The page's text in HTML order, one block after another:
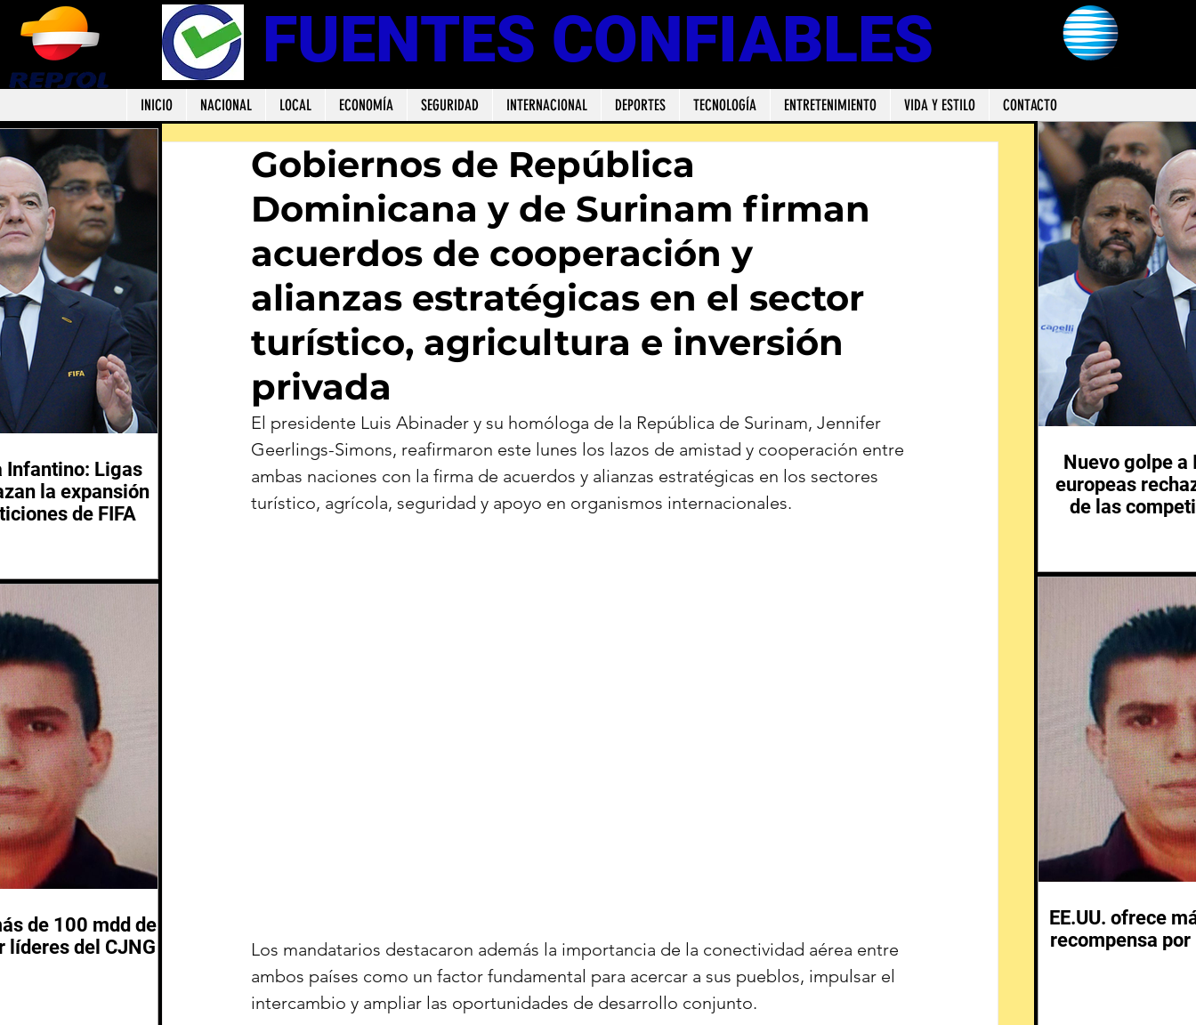
FUENTES CONFIABLES
INICIO NACIONAL LOCAL ECONOMÍA SEGURIDAD INTERNACIONAL DEPORTES TECNOLOGÍA ENTRETENIMIENTO VIDA Y ESTILO CONTACTO
Gobiernos de República
Dominicana y de Surinam firman
acuerdos de cooperación y
alianzas estratégicas en el sector
turístico, agricultura e inversión
privada
El presidente Luis Abinader y su homóloga de la República de Surinam, Jennifer
Geerlings-Simons, reafirmaron este lunes los lazos de amistad y cooperación entre
ambas naciones con la firma de acuerdos y alianzas estratégicas en los sectores
turístico, agrícola, seguridad y apoyo en organismos internacionales.
Los mandatarios destacaron además la importancia de la conectividad aérea entre
ambos países como un factor fundamental para acercar a sus pueblos, impulsar el
intercambio y ampliar las oportunidades de desarrollo conjunto.
Infantino: Ligas
la expansión
de FIFA
de 100 mdd de
líderes del CJNG
Nuevo golpe
europeas
de las
EE.UU. ofrece
recompensa